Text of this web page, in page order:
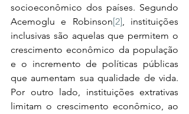
socioeconômico dos países. Segundo
Acemoglu e Robinson[2], instituições
inclusivas são aquelas que permitem o
crescimento econômico da população
e o incremento de políticas públicas
que aumentam sua qualidade de vida.
Por outro lado, instituições extrativas
limitam o crescimento econômico, ao